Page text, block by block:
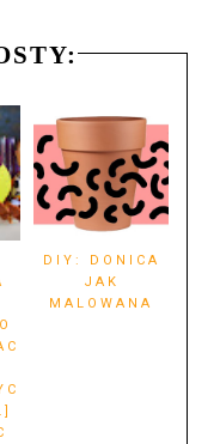
DIY: DONICA
JAK
MALOWANA